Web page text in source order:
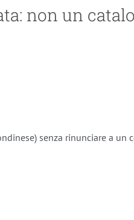
non un
senza rinunciare a un